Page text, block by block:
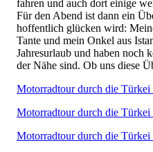
fahren und auch dort einige
Für den Abend ist dann ein
hoffentlich glücken wird:
Tante und mein Onkel aus
Jahresurlaub und haben noch
der Nähe sind. Ob uns diese
Motorradtour durch die Türkei
Motorradtour durch die Türkei
Motorradtour durch die Türkei